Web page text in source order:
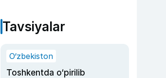
Tavsiyalar
O‘zbekiston
Toshkentda o‘pirilib